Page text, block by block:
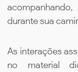
durante sua
As interações
no material